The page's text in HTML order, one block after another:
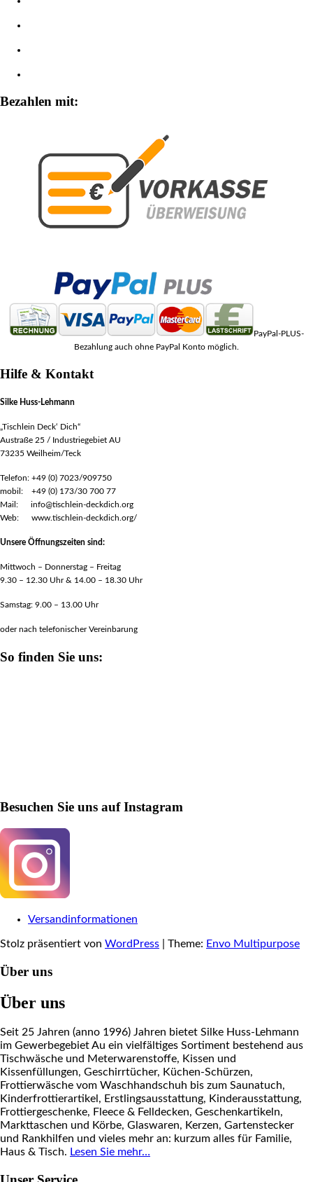
Bezahlen mit:
PayPal-PLUS-
Bezahlung auch ohne PayPal Konto möglich.
Hilfe & Kontakt
Silke Huss-Lehmann
„Tischlein Deck‘ Dich“
Austraße 25 / Industriegebiet AU
73235 Weilheim/Teck
Telefon: +49 (0) 7023/909750
mobil: +49 (0) 173/30 700 77
Mail: info@tischlein-deckdich.org
Web: www.tischlein-deckdich.org/
Unsere Öffnungszeiten sind:
Mittwoch – Donnerstag – Freitag
9.30 – 12.30 Uhr & 14.00 – 18.30 Uhr
Samstag: 9.00 – 13.00 Uhr
oder nach telefonischer Vereinbarung
So finden Sie uns:
Besuchen Sie uns auf Instagram
Versandinformationen
Stolz präsentiert von WordPress Theme: Envo Multipurpose
Über uns
Über uns
Seit 25 Jahren (anno 1996) Jahren bietet Silke Huss-Lehmann
im Gewerbegebiet Au ein vielfältiges Sortiment bestehend aus
Tischwäsche und Meterwarenstoffe, Kissen und
Kissenfüllungen, Geschirrtücher, Küchen-Schürzen,
Frottierwäsche vom Waschhandschuh bis zum Saunatuch,
Kinderfrottierartikel, Erstlingsausstattung, Kinderausstattung,
Frottiergeschenke, Fleece & Felldecken, Geschenkartikeln,
Markttaschen und Körbe, Glaswaren, Kerzen, Gartenstecker
und Rankhilfen und vieles mehr an: kurzum alles für Familie,
Haus & Tisch. Lesen Sie mehr…